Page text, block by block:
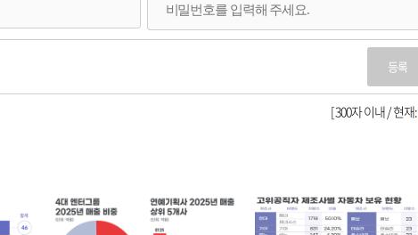
등록
[ 300자 이내 / 현재: